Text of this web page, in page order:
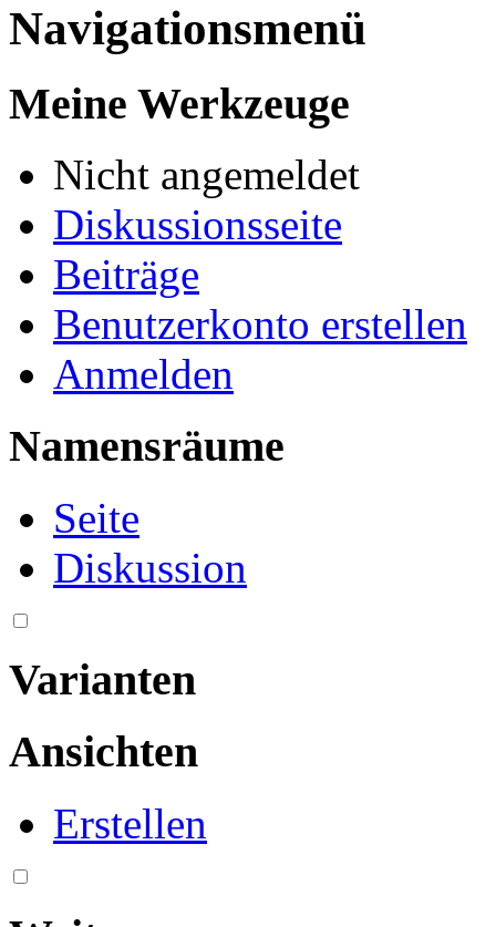
Navigationsmenü
Meine Werkzeuge
Nicht angemeldet
Diskussionsseite
Beiträge
Benutzerkonto erstellen
Anmelden
Namensräume
Seite
Diskussion
Varianten
Ansichten
Erstellen